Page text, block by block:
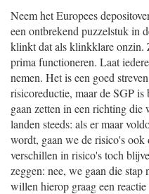
Neem het Europees
een ontbrekend puzzelstuk in
klinkt dat als klinkklare onzin.
prima functioneren. Laat
nemen. Het is een goed
risicoreductie, maar de SGP is
gaan zetten in een richting
landen steeds: als er maar
wordt, gaan we de risico's ook
verschillen in risico's toch
zeggen: nee, we gaan die
willen hierop graag een